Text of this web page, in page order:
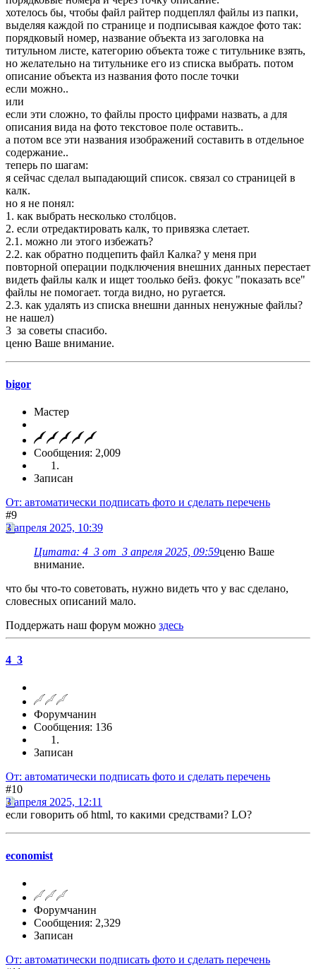
хотелось бы, чтобы файл райтер подцеплял файлы из папки,
выделяя каждой по странице и подписывая каждое фото так:
порядковый номер, название объекта из заголовка на
титульном листе, категорию объекта тоже с титульнике взять,
но желательно на титульнике его из списка выбрать. потом
описание объекта из названия фото после точки
если можно..
или
если эти сложно, то файлы просто цифрами назвать, а для
описания вида на фото текстовое поле оставить..
а потом все эти названия изображений составить в отдельное
содержание..
теперь по шагам:
я сейчас сделал выпадающий список. связал со страницей в
калк.
но я не понял:
1. как выбрать несколько столбцов.
2. если отредактировать калк, то привязка слетает.
2.1. можно ли этого избежать?
2.2. как обратно подцепить файл Калка? у меня при
повторной операции подключения внешних данных перестает
видеть файлы калк и ищет тоолько бейз. фокус "показать все"
файлы не помогает. тогда видно, но ругается.
2.3. как удалять из списка внешни данных ненужные файлы?
не нашел)
3 за советы спасибо.
ценю Ваше внимание.
bigor
Мастер
Сообщения: 2,009
Записан
От: автоматически подписать фото и сделать перечень
#9
3 апреля 2025, 10:39
Цитата: 4_3 от 3 апреля 2025, 09:59ценю Ваше
внимание.
что бы что-то советовать, нужно видеть что у вас сделано,
словесных описаний мало.
Поддержать наш форум можно здесь
4_3
Форумчанин
Сообщения: 136
Записан
От: автоматически подписать фото и сделать перечень
#10
3 апреля 2025, 12:11
если говорить об html, то какими средствами? LO?
economist
Форумчанин
Сообщения: 2,329
Записан
От: автоматически подписать фото и сделать перечень